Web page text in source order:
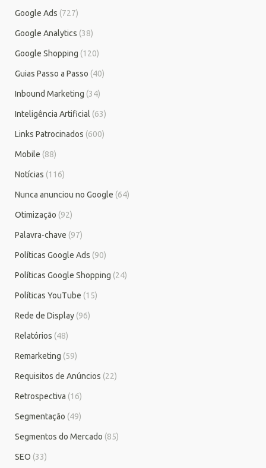
Google Ads (727)
Google Analytics (38)
Google Shopping (120)
Guias Passo a Passo (40)
Inbound Marketing (34)
Inteligência Artificial (63)
Links Patrocinados (600)
Mobile (88)
Notícias (116)
Nunca anunciou no Google (64)
Otimização (92)
Palavra-chave (97)
Políticas Google Ads (90)
Políticas Google Shopping (24)
Políticas YouTube (15)
Rede de Display (96)
Relatórios (48)
Remarketing (59)
Requisitos de Anúncios (22)
Retrospectiva (16)
Segmentação (49)
Segmentos do Mercado (85)
SEO (33)